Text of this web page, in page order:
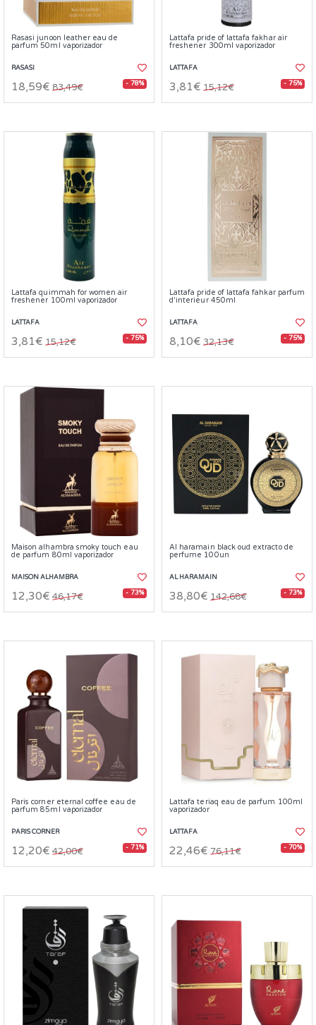
Rasasi junoon leather eau de
parfum 50ml vaporizador
RASASI
18,59€ 83,49€ - 78%
Lattafa pride of lattafa fakhar air
freshener 300ml vaporizador
LATTAFA
3,81€ 15,12€ - 75%
Lattafa quimmah for women air
freshener 100ml vaporizador
LATTAFA
3,81€ 15,12€ - 75%
Lattafa pride of lattafa fahkar parfum
d'interieur 450ml
LATTAFA
8,10€ 32,13€ - 75%
Maison alhambra smoky touch eau
de parfum 80ml vaporizador
MAISON ALHAMBRA
12,30€ 46,17€ - 73%
Al haramain black oud extracto de
perfume 100un
AL HARAMAIN
38,80€ 142,68€ - 73%
Paris corner eternal coffee eau de
parfum 85ml vaporizador
PARIS CORNER
12,20€ 42,00€ - 71%
Lattafa teriaq eau de parfum 100ml
vaporizador
LATTAFA
22,46€ 76,11€ - 70%